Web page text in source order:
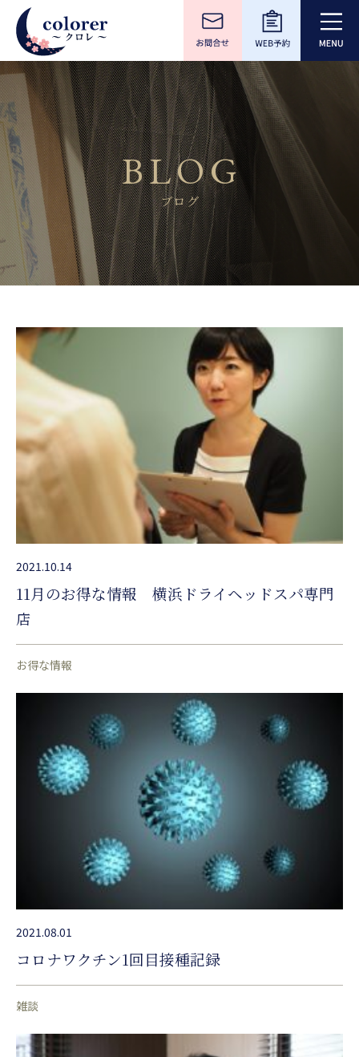
BLOG
ブログ
2021.10.14
11月のお得な情報 横浜ドライヘッドスパ専門
店
お得な情報
2021.08.01
コロナワクチン1回目接種記録
雑談